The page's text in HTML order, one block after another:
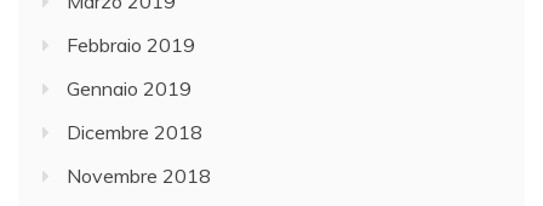
Febbraio 2019
Gennaio 2019
Dicembre 2018
Novembre 2018